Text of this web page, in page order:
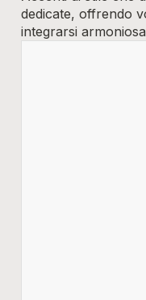
dedicate, offrendo
integrarsi